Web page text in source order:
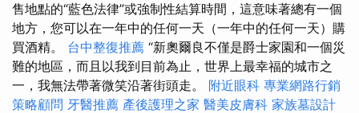
售地點的“藍色法律”或強制性結算時間，這意味著總有一個
地方，您可以在一年中的任何一天（一年中的任何一天）購
買酒精。 台中整復推薦 “新奧爾良不僅是爵士家園和一個災
難的地區，而且以我到目前為止，世界上最幸福的城市之
一，我無法帶著微笑沿著街頭走。 附近眼科 專業網路行銷
策略顧問 牙醫推薦 產後護理之家 醫美皮膚科 家族墓設計